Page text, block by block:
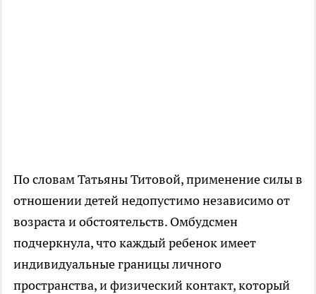
По словам Татьяны Титовой, применение силы в
отношении детей недопустимо независимо от
возраста и обстоятельств. Омбудсмен
подчеркнула, что каждый ребенок имеет
индивидуальные границы личного
пространства, и физический контакт, который